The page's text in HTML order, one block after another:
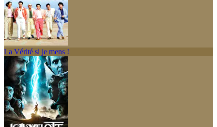
La Vérité si je mens !